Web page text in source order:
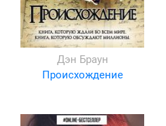
Дэн Браун
Происхождение